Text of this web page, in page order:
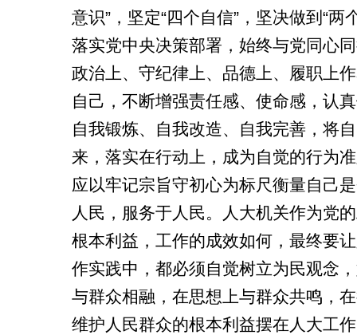
意识”，坚定“四个自信”，坚决做到“
落实党中央决策部署，始终与党同心
政治上、守纪律上、品德上、履职上
自己，不断增强责任感、使命感，认
自我锻炼、自我改造、自我完善，将
来，落实在行动上，成为自觉的行为
应以牢记宗旨守初心为标尺衡量自己
人民，服务于人民。人大机关作为党
根本利益，工作的成效如何，最终要
作实践中，都必须自觉树立为民观念
与群众相融，在思想上与群众共鸣，
维护人民群众的根本利益摆在人大工